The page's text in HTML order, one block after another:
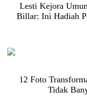
Lesti Kejora
Billar: Ini Hadiah
12 Foto
Tidak